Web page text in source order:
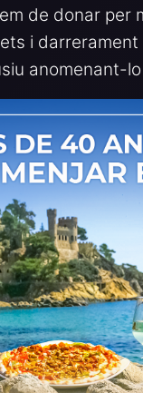
de donar per
i darrerament
anomenant-lo